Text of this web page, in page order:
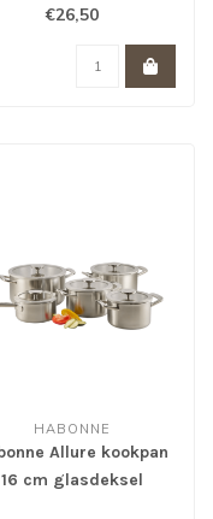
€26,50
HABONNE
Allure kookpan
16 cm glasdeksel